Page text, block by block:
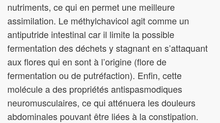
nutriments, ce qui en permet une meilleure
assimilation. Le méthylchavicol agit comme un
antiputride intestinal car il limite la possible
fermentation des déchets y stagnant en s’attaquant
aux flores qui en sont à l’origine (flore de
fermentation ou de putréfaction). Enfin, cette
molécule a des propriétés antispasmodiques
neuromusculaires, ce qui atténuera les douleurs
abdominales pouvant être liées à la constipation.